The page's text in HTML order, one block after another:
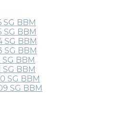
SG BBM
SG BBM
SG BBM
SG BBM
SG BBM
SG BBM
SG BBM
SG BBM